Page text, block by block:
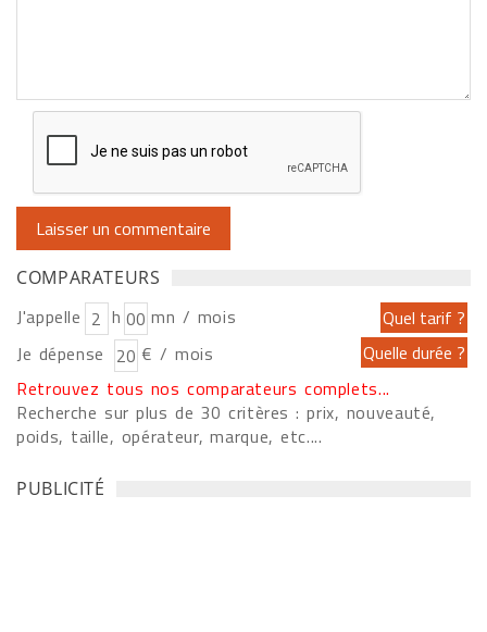
COMPARATEURS
J'appelle h
mn / mois
Je dépense
€ / mois
Retrouvez tous nos comparateurs complets...
Recherche sur plus de 30 critères : prix, nouveauté,
poids, taille, opérateur, marque, etc....
PUBLICITÉ